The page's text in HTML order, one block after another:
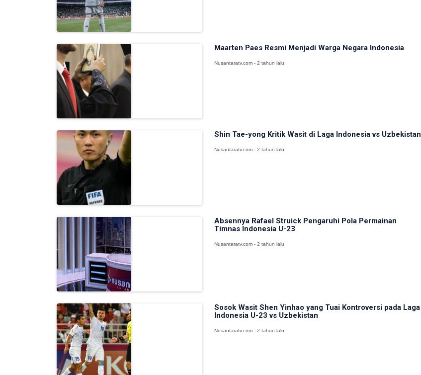
Maarten Paes Resmi Menjadi Warga Negara Indonesia
Nusantaratv.com - 2 tahun lalu
Shin Tae-yong Kritik Wasit di Laga Indonesia vs Uzbekistan
Nusantaratv.com - 2 tahun lalu
Absennya Rafael Struick Pengaruhi Pola Permainan
Timnas Indonesia U-23
Nusantaratv.com - 2 tahun lalu
Sosok Wasit Shen Yinhao yang Tuai Kontroversi pada Laga
Indonesia U-23 vs Uzbekistan
Nusantaratv.com - 2 tahun lalu